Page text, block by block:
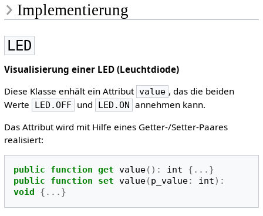
Implementierung
LED
Visualisierung einer LED (Leuchtdiode)
Diese Klasse enhält ein Attribut value , das die beiden
Werte
LED.OFF und LED.ON annehmen kann.
Das Attribut wird mit Hilfe eines Getter-/Setter-Paares
realisiert:
public function get value(): int
{...}
public
function set value(p_value: int):
void
{...}